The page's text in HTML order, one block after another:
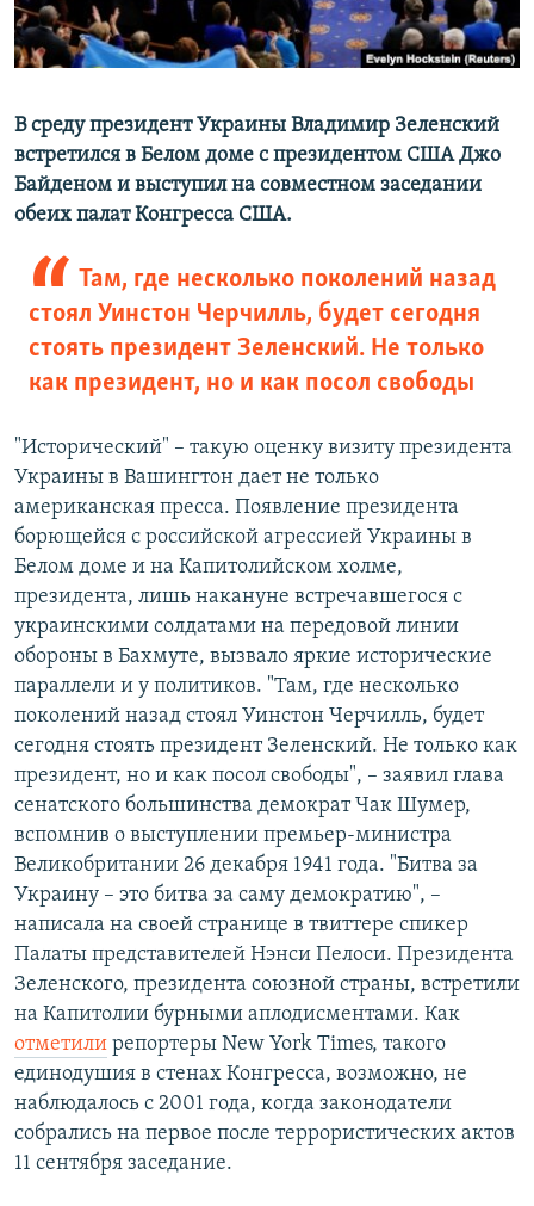
Все сайты РСЕ/РС
В среду президент Украины Владимир Зеленский
встретился в Белом доме с президентом США Джо
Байденом и выступил на совместном заседании
обеих палат Конгресса США.
Там, где несколько поколений назад
стоял Уинстон Черчилль, будет сегодня
стоять президент Зеленский. Не только
как президент, но и как посол свободы
"Исторический" – такую оценку визиту президента
Украины в Вашингтон дает не только
американская пресса. Появление президента
борющейся с российской агрессией Украины в
Белом доме и на Капитолийском холме,
президента, лишь накануне встречавшегося с
украинскими солдатами на передовой линии
обороны в Бахмуте, вызвало яркие исторические
параллели и у политиков. "Там, где несколько
поколений назад стоял Уинстон Черчилль, будет
сегодня стоять президент Зеленский. Не только как
президент, но и как посол свободы", – заявил глава
сенатского большинства демократ Чак Шумер,
вспомнив о выступлении премьер-министра
Великобритании 26 декабря 1941 года. "Битва за
Украину – это битва за саму демократию", –
написала на своей странице в твиттере спикер
Палаты представителей Нэнси Пелоси. Президента
Зеленского, президента союзной страны, встретили
на Капитолии бурными аплодисментами. Как
отметили репортеры New York Times, такого
единодушия в стенах Конгресса, возможно, не
наблюдалось с 2001 года, когда законодатели
собрались на первое после террористических актов
11 сентября заседание.